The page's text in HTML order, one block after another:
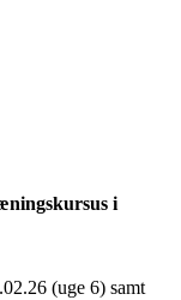
i
(uge 6) samt